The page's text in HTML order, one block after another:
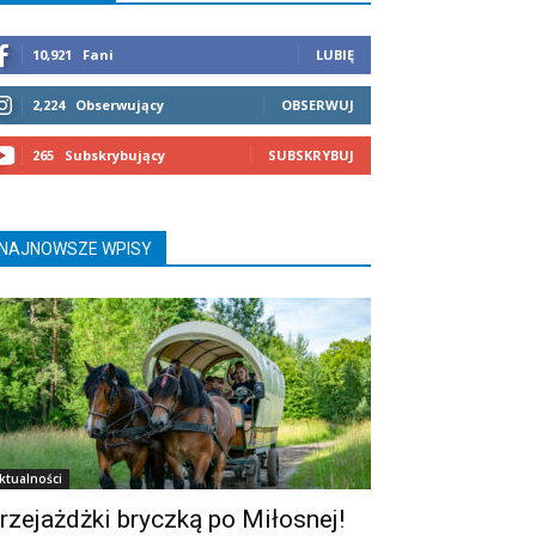
10,921 Fani LUBIĘ
2,224 Obserwujący OBSERWUJ
265 Subskrybujący SUBSKRYBUJ
WPISY
bryczką po Miłosnej!